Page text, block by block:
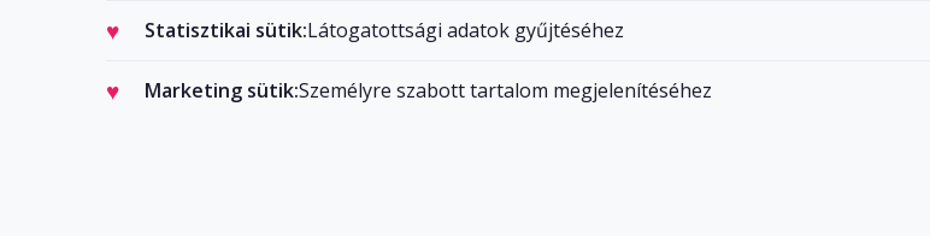
Statisztikai sütik:Látogatottsági adatok gyűjtéséhez
Marketing sütik:Személyre szabott tartalom megjelenítéséhez